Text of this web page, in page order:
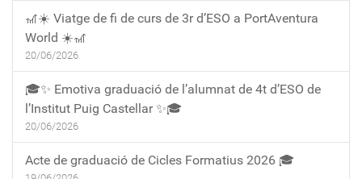
🎢☀️ Viatge de fi de curs de 3r d’ESO a PortAventura
World ☀️🎢
20/06/2026
🎓✨ Emotiva graduació de l’alumnat de 4t d’ESO de
l’Institut Puig Castellar ✨🎓
20/06/2026
Acte de graduació de Cicles Formatius 2026 🎓